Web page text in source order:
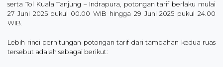
serta Tol Kuala Tanjung – Indrapura, potongan tarif berlaku mulai
27 Juni 2025 pukul 00.00 WIB hingga 29 Juni 2025 pukul 24.00
WIB.
Lebih rinci perhitungan potongan tarif dari tambahan kedua ruas
tersebut adalah sebagai berikut: